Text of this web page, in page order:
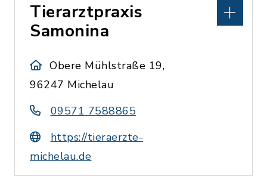
Tierarztpraxis
Samonina
Obere Mühlstraße 19,
96247 Michelau
09571 7588865
https://tieraerzte-
michelau.de